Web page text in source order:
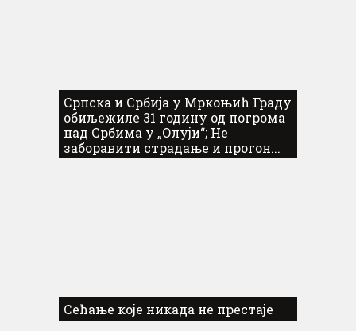
Српска и Србија у Мркоњић Граду
обиљежиле 31 годину од погрома
над Србима у „Олуји“; Не
заборавити страдање и прогон...
Сећање које никада не престаје